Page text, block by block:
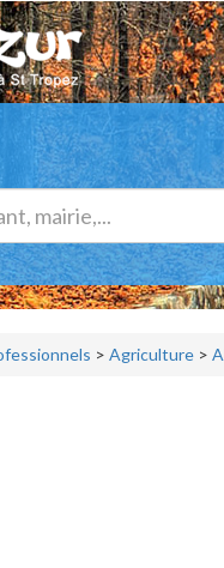
> Agriculture >